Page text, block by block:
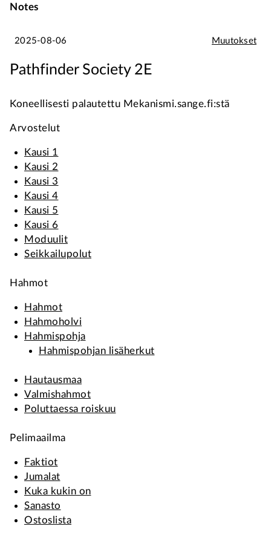
Notes
2025-08-06 Muutokset
Pathfinder Society 2E
Koneellisesti palautettu Mekanismi.sange.fi:stä
Arvostelut
Kausi 1
Kausi 2
Kausi 3
Kausi 4
Kausi 5
Kausi 6
Moduulit
Seikkailupolut
Hahmot
Hahmot
Hahmoholvi
Hahmispohja
Hahmispohjan lisäherkut
Hautausmaa
Valmishahmot
Poluttaessa roiskuu
Pelimaailma
Faktiot
Jumalat
Kuka kukin on
Sanasto
Ostoslista